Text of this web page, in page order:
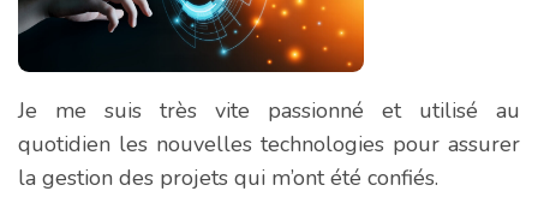
Je me suis très vite passionné et utilisé au
quotidien les nouvelles technologies pour assurer
la gestion des projets qui m’ont été confiés.